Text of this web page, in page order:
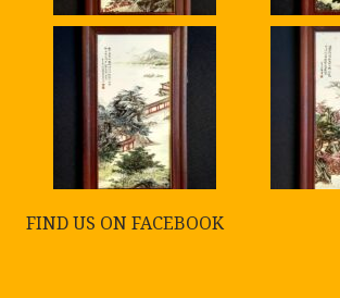
FIND US ON FACEBOOK